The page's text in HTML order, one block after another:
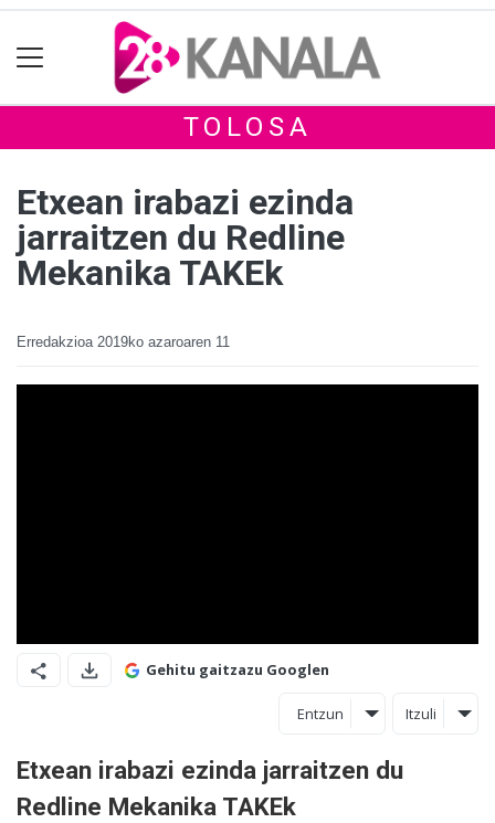
TOLOSA
Etxean irabazi ezinda
jarraitzen du Redline
Mekanika TAKEk
Erredakzioa 2019ko azaroaren 11
Gehitu gaitzazu Googlen
Entzun Itzuli
Etxean irabazi ezinda jarraitzen du
Redline Mekanika TAKEk